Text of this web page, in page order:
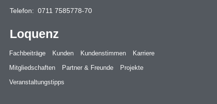
Telefon: 0711 7585778-70
Loquenz
Fachbeiträge Kunden Kundenstimmen
Karriere
Mitgliedschaften
Partner & Freunde
Projekte
Veranstaltungstipps